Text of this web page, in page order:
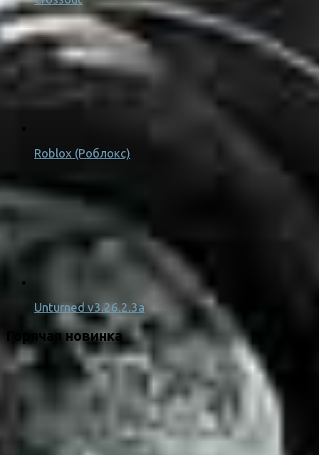
Roblox (Роблокс)
Unturned v3.26.2.3a
Горячая новинка